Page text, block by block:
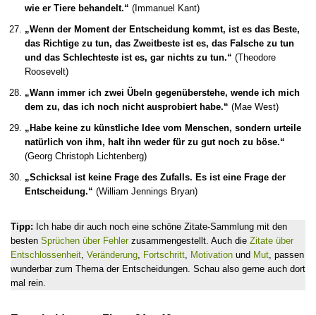
wie er Tiere behandelt.“ (Immanuel Kant)
„Wenn der Moment der Entscheidung kommt, ist es das Beste,
das Richtige zu tun, das Zweitbeste ist es, das Falsche zu tun
und das Schlechteste ist es, gar nichts zu tun.“ (Theodore
Roosevelt)
„Wann immer ich zwei Übeln gegenüberstehe, wende ich mich
dem zu, das ich noch nicht ausprobiert habe.“ (Mae West)
„Habe keine zu künstliche Idee vom Menschen, sondern urteile
natürlich von ihm, halt ihn weder für zu gut noch zu böse.“
(Georg Christoph Lichtenberg)
„Schicksal ist keine Frage des Zufalls. Es ist eine Frage der
Entscheidung.“ (William Jennings Bryan)
Tipp: Ich habe dir auch noch eine schöne Zitate-Sammlung mit den
besten Sprüchen über Fehlerzusammengestellt. Auch die Zitate über
Entschlossenheit, Veränderung, Fortschritt, Motivation und Mut, passen
wunderbar zum Thema der Entscheidungen. Schau also gerne auch dort
mal rein.